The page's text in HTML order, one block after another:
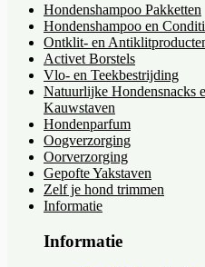
Hondenshampoo Pakketten
Hondenshampoo en
Ontklit- en
Activet Borstels
Vlo- en Teekbestrijding
Natuurlijke Hondensnacks
Kauwstaven
Hondenparfum
Oogverzorging
Oorverzorging
Gepofte Yakstaven
Zelf je hond trimmen
Informatie
Informatie